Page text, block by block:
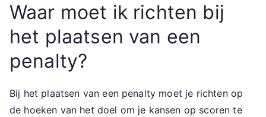
Waar moet ik richten bij
het plaatsen van een
penalty?
Bij het plaatsen van een penalty moet je richten op
de hoeken van het doel om je kansen op scoren te